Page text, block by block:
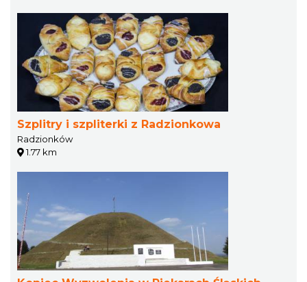
Szplitry i szpliterki z Radzionkowa
Radzionków
1.77 km